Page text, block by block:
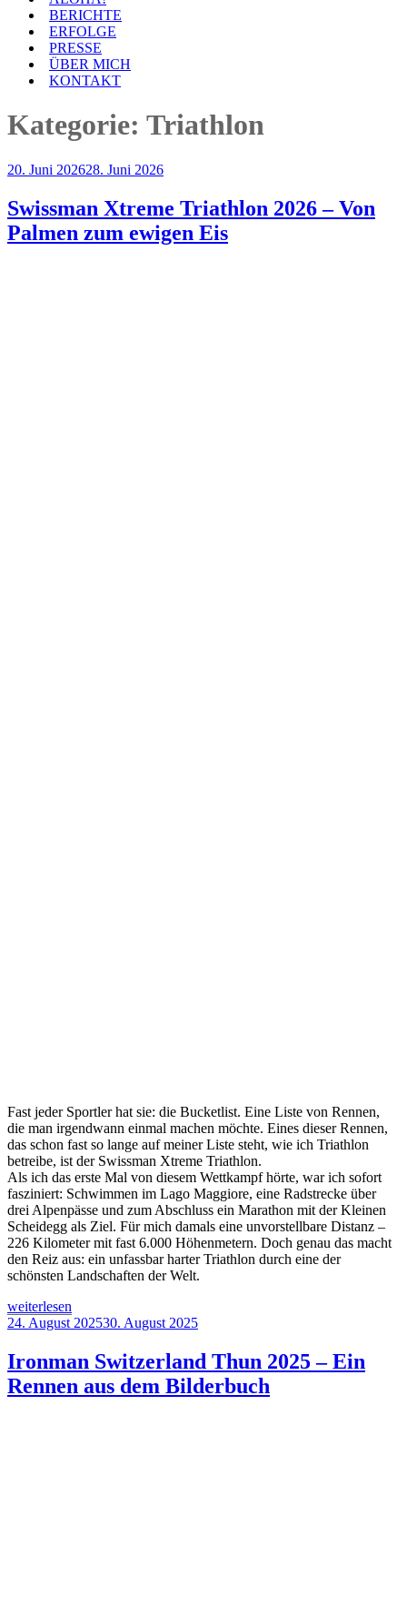
BERICHTE
ERFOLGE
PRESSE
ÜBER MICH
KONTAKT
Kategorie: Triathlon
Veröffentlicht
20. Juni 202628. Juni 2026
Swissman Xtreme Triathlon 2026 – Von
Palmen zum ewigen Eis
Fast jeder Sportler hat sie: die Bucketlist. Eine Liste von Rennen,
die man irgendwann einmal machen möchte. Eines dieser Rennen,
das schon fast so lange auf meiner Liste steht, wie ich Triathlon
betreibe, ist der Swissman Xtreme Triathlon.
Als ich das erste Mal von diesem Wettkampf hörte, war ich sofort
fasziniert: Schwimmen im Lago Maggiore, eine Radstrecke über
drei Alpenpässe und zum Abschluss ein Marathon mit der Kleinen
Scheidegg als Ziel. Für mich damals eine unvorstellbare Distanz –
226 Kilometer mit fast 6.000 Höhenmetern. Doch genau das macht
den Reiz aus: ein unfassbar harter Triathlon durch eine der
schönsten Landschaften der Welt.
„Swissman
Xtreme
2026
–
Von
weiterlesen
Veröffentlicht
24. August 202530. August 2025
Ironman Switzerland Thun 2025 – Ein
Rennen aus dem Bilderbuch